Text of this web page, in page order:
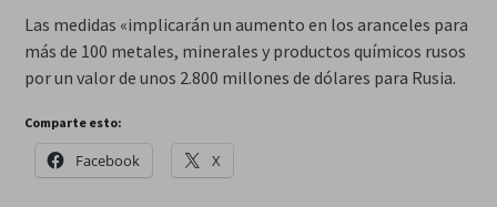
Las medidas «implicarán un aumento en los aranceles para
más de 100 metales, minerales y productos químicos rusos
por un valor de unos 2.800 millones de dólares para Rusia.
Comparte esto:
Facebook X